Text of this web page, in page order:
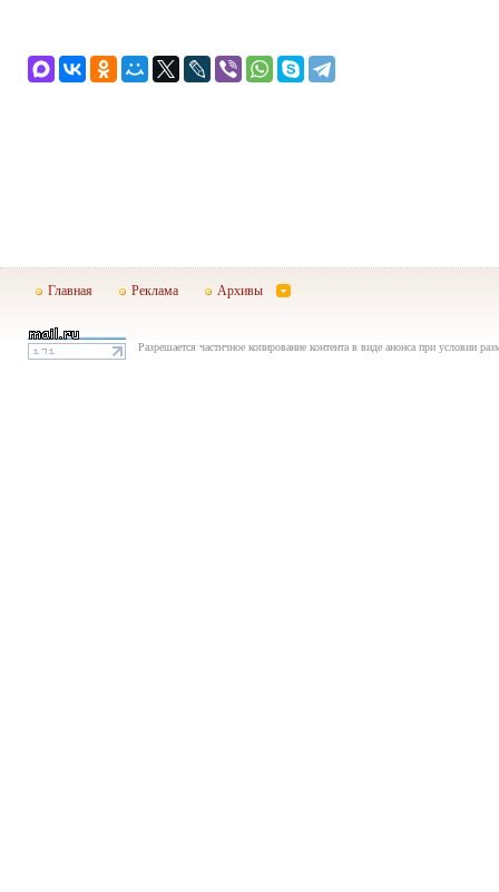
Главная Реклама Архивы
Разрешается частичное копирование контента в виде анонса при условии